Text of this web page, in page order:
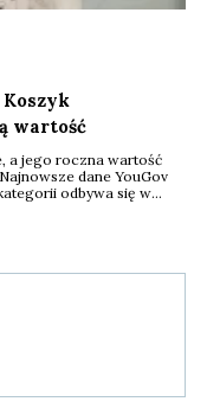
wartość
a jego roczna wartość
dane YouGov
odbywa się w